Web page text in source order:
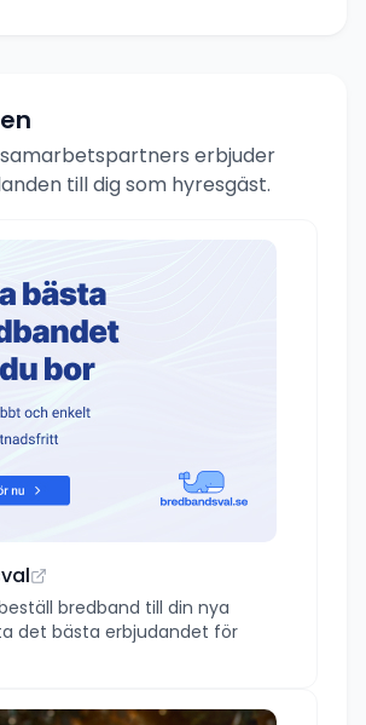
erbjuder
till dig som hyresgäst.
bredband till din nya
det bästa erbjudandet för